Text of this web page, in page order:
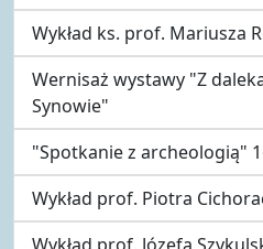
Wykład ks. prof. Mariusza
Wernisaż wystawy "Z
Synowie"
"Spotkanie z archeologią"
Wykład prof. Piotra